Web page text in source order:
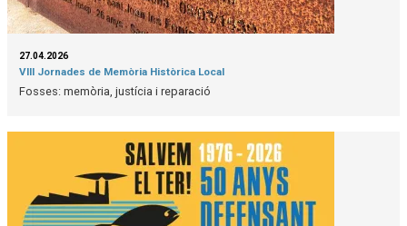
27.04.2026
VIII Jornades de Memòria Històrica Local
Fosses: memòria, justícia i reparació